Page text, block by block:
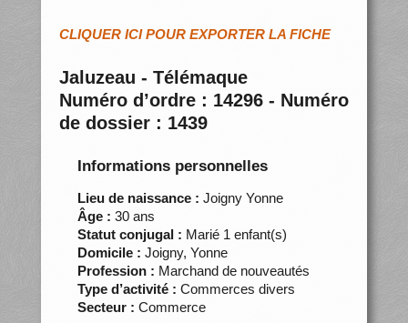
CLIQUER ICI POUR EXPORTER LA FICHE
Jaluzeau - Télémaque
Numéro d’ordre : 14296 - Numéro
de dossier : 1439
Informations personnelles
Lieu de naissance : Joigny Yonne
Âge : 30 ans
Statut conjugal : Marié 1 enfant(s)
Domicile : Joigny, Yonne
Profession : Marchand de nouveautés
Type d’activité : Commerces divers
Secteur : Commerce